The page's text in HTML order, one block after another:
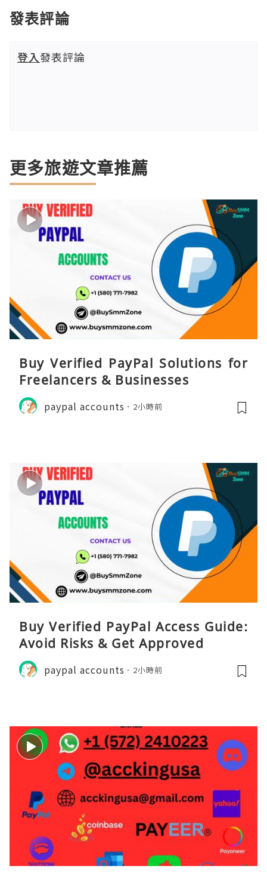
發表評論
登入發表評論
更多旅遊文章推薦
Buy Verified PayPal Solutions for
Freelancers & Businesses
paypal accounts 2小時前
Buy Verified PayPal Access Guide:
Avoid Risks & Get Approved
paypal accounts 2小時前